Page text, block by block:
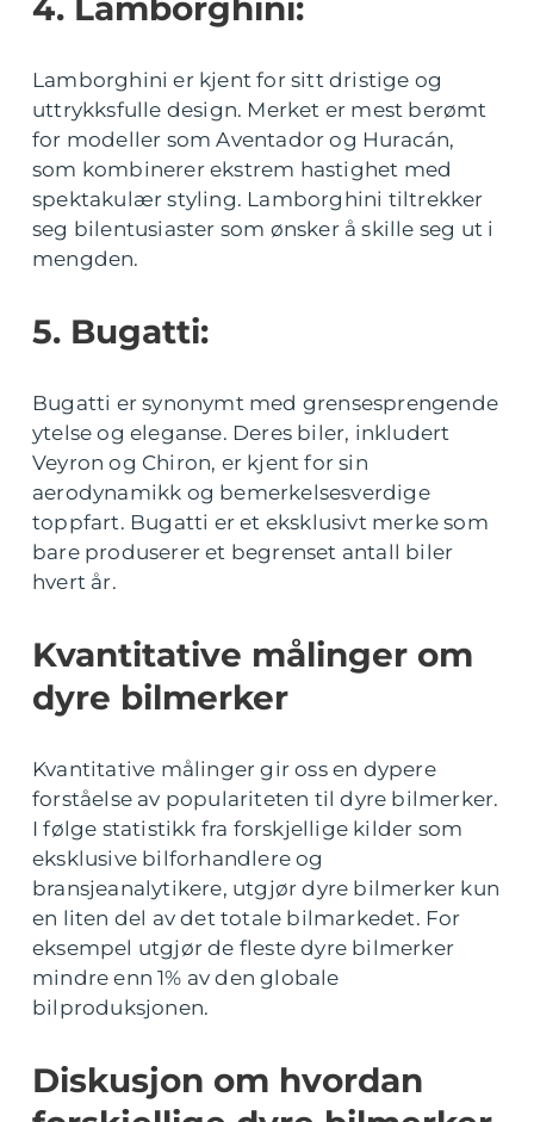
4. Lamborghini:
Lamborghini er kjent for sitt dristige og
uttrykksfulle design. Merket er mest berømt
for modeller som Aventador og Huracán,
som kombinerer ekstrem hastighet med
spektakulær styling. Lamborghini tiltrekker
seg bilentusiaster som ønsker å skille seg ut i
mengden.
5. Bugatti:
Bugatti er synonymt med grensesprengende
ytelse og eleganse. Deres biler, inkludert
Veyron og Chiron, er kjent for sin
aerodynamikk og bemerkelsesverdige
toppfart. Bugatti er et eksklusivt merke som
bare produserer et begrenset antall biler
hvert år.
Kvantitative målinger om
dyre bilmerker
Kvantitative målinger gir oss en dypere
forståelse av populariteten til dyre bilmerker.
I følge statistikk fra forskjellige kilder som
eksklusive bilforhandlere og
bransjeanalytikere, utgjør dyre bilmerker kun
en liten del av det totale bilmarkedet. For
eksempel utgjør de fleste dyre bilmerker
mindre enn 1% av den globale
bilproduksjonen.
Diskusjon om hvordan